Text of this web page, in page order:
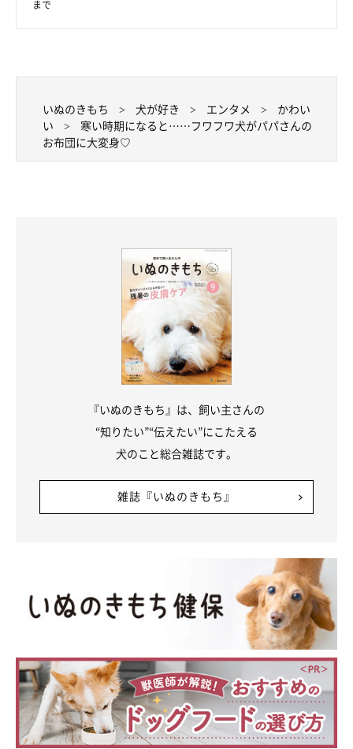
まで
いぬのきもち 犬が好き エンタメ
かわい
い
寒い時期になると……フワフワ犬がパパさんの
お布団に大変身♡
『いぬのきもち』は、飼い主さんの
“知りたい”“伝えたい”にこたえる
犬のこと総合雑誌です。
雑誌『いぬのきもち』